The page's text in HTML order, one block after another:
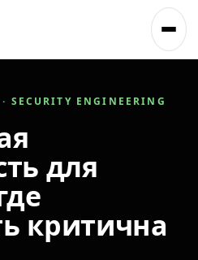
SECURITY ENGINEERING
для
критична